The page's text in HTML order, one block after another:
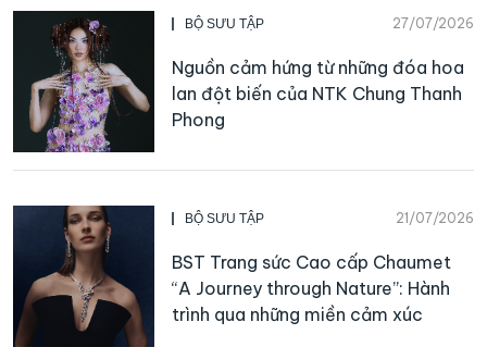
BỘ SƯU TẬP 27/07/2026
Nguồn cảm hứng từ những đóa hoa
lan đột biến của NTK Chung Thanh
Phong
BỘ SƯU TẬP 21/07/2026
BST Trang sức Cao cấp Chaumet
“A Journey through Nature”: Hành
trình qua những miền cảm xúc